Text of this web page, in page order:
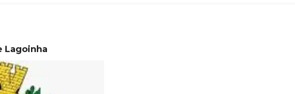
Lagoinha